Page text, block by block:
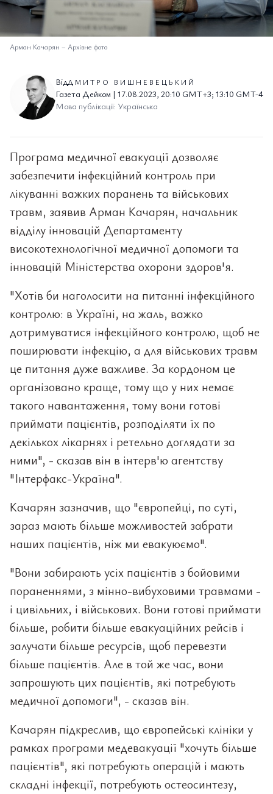
Арман Качарян – Архівне фото
ВідДМИТРО ВИШНЕВЕЦЬКИЙ
Газета Дейком | 17.08.2023, 20:10 GMT+3; 13:10 GMT-4
Мова публікації: Українська
Програма медичної евакуації дозволяє
забезпечити інфекційний контроль при
лікуванні важких поранень та військових
травм, заявив Арман Качарян, начальник
відділу інновацій Департаменту
високотехнологічної медичної допомоги та
інновацій Міністерства охорони здоров'я.
"Хотів би наголосити на питанні інфекційного
контролю: в Україні, на жаль, важко
дотримуватися інфекційного контролю, щоб не
поширювати інфекцію, а для військових травм
це питання дуже важливе. За кордоном це
організовано краще, тому що у них немає
такого навантаження, тому вони готові
приймати пацієнтів, розподіляти їх по
декількох лікарнях і ретельно доглядати за
ними", - сказав він в інтерв'ю агентству
"Інтерфакс-Україна".
Качарян зазначив, що "європейці, по суті,
зараз мають більше можливостей забрати
наших пацієнтів, ніж ми евакуюємо".
"Вони забирають усіх пацієнтів з бойовими
пораненнями, з мінно-вибуховими травмами -
і цивільних, і військових. Вони готові приймати
більше, робити більше евакуаційних рейсів і
залучати більше ресурсів, щоб перевезти
більше пацієнтів. Але в той же час, вони
запрошують цих пацієнтів, які потребують
медичної допомоги", - сказав він.
Качарян підкреслив, що європейські клініки у
рамках програми медевакуації "хочуть більше
пацієнтів", які потребують операцій і мають
складні інфекції, потребують остеосинтезу,